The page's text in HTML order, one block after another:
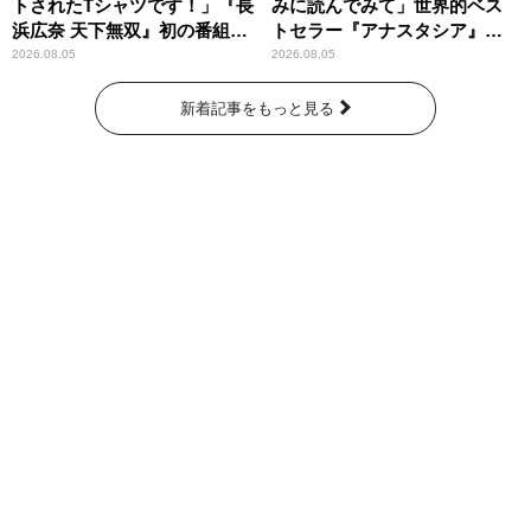
トされたTシャツです！」『長
浜広奈 天下無双』初の番組グ
ッズ発売
2026.08.05
みに読んでみて」世界的ベス
トセラー『アナスタシア』を
紹介
2026.08.05
新着記事をもっと見る